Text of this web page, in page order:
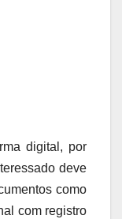
digital, por
deve
como
com registro